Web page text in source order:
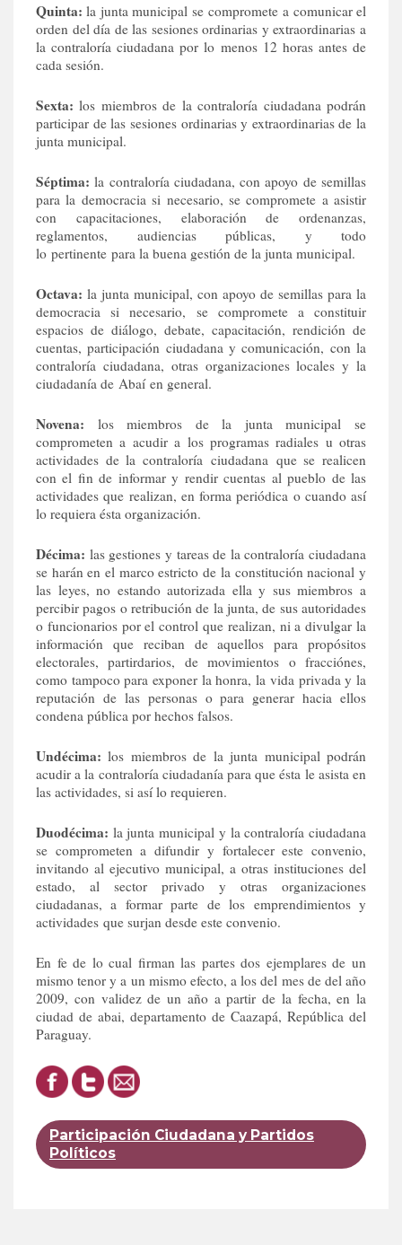
Quinta: la junta municipal se compromete a comunicar el
orden del día de las sesiones ordinarias y extraordinarias a
la contraloría ciudadana por lo menos 12 horas antes de
cada sesión.
Sexta: los miembros de la contraloría ciudadana podrán
participar de las sesiones ordinarias y extraordinarias de la
junta municipal.
Séptima: la contraloría ciudadana, con apoyo de semillas
para la democracia si necesario, se compromete a asistir
con capacitaciones, elaboración de ordenanzas,
reglamentos, audiencias públicas, y todo
lo pertinente para la buena gestión de la junta municipal.
Octava: la junta municipal, con apoyo de semillas para la
democracia si necesario, se compromete a constituir
espacios de diálogo, debate, capacitación, rendición de
cuentas, participación ciudadana y comunicación, con la
contraloría ciudadana, otras organizaciones locales y la
ciudadanía de Abaí en general.
Novena: los miembros de la junta municipal se
comprometen a acudir a los programas radiales u otras
actividades de la contraloría ciudadana que se realicen
con el fin de informar y rendir cuentas al pueblo de las
actividades que realizan, en forma periódica o cuando así
lo requiera ésta organización.
Décima: las gestiones y tareas de la contraloría ciudadana
se harán en el marco estricto de la constitución nacional y
las leyes, no estando autorizada ella y sus miembros a
percibir pagos o retribución de la junta, de sus autoridades
o funcionarios por el control que realizan, ni a divulgar la
información que reciban de aquellos para propósitos
electorales, partirdarios, de movimientos o fracciónes,
como tampoco para exponer la honra, la vida privada y la
reputación de las personas o para generar hacia ellos
condena pública por hechos falsos.
Undécima: los miembros de la junta municipal podrán
acudir a la contraloría ciudadanía para que ésta le asista en
las actividades, si así lo requieren.
Duodécima: la junta municipal y la contraloría ciudadana
se comprometen a difundir y fortalecer este convenio,
invitando al ejecutivo municipal, a otras instituciones del
estado, al sector privado y otras organizaciones
ciudadanas, a formar parte de los emprendimientos y
actividades que surjan desde este convenio.
En fe de lo cual firman las partes dos ejemplares de un
mismo tenor y a un mismo efecto, a los del mes de del año
2009, con validez de un año a partir de la fecha, en la
ciudad de abai, departamento de Caazapá, República del
Paraguay.
Participación Ciudadana y Partidos
Políticos